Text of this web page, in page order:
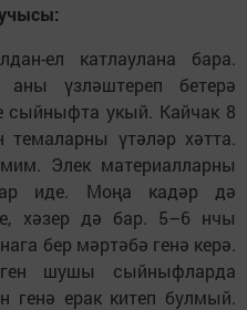
ел катлаулана бара.
үзләштереп бетерә
сыйныфта укый. Кайчак 8
үтәләр хәтта.
Элек материалларны
иде. Моңа кадәр дә
хәзер дә бар. 5–6 нчы
бер мәртәбә генә керә.
шушы сый­ныфларда
генә ерак китеп булмый.